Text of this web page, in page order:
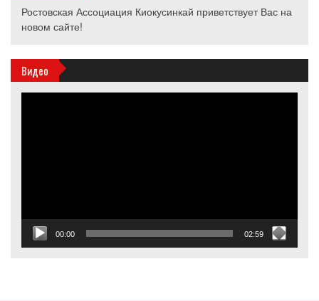
Ростовская Ассоциация Киокусинкай приветствует Вас на
новом сайте!
Видео
00:00 02:59